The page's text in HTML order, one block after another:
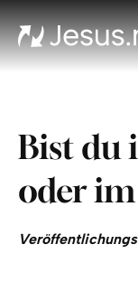
Bist du
oder